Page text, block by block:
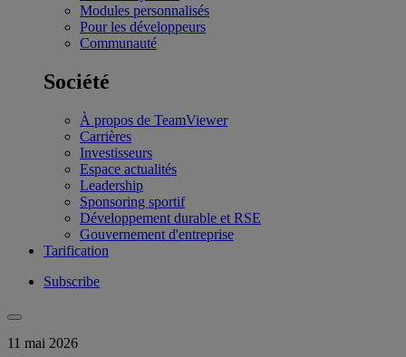
Modules personnalisés
Pour les développeurs
Communauté
Société
À propos de TeamViewer
Carrières
Investisseurs
Espace actualités
Leadership
Sponsoring sportif
Développement durable et RSE
Gouvernement d'entreprise
Tarification
Subscribe
11 mai 2026